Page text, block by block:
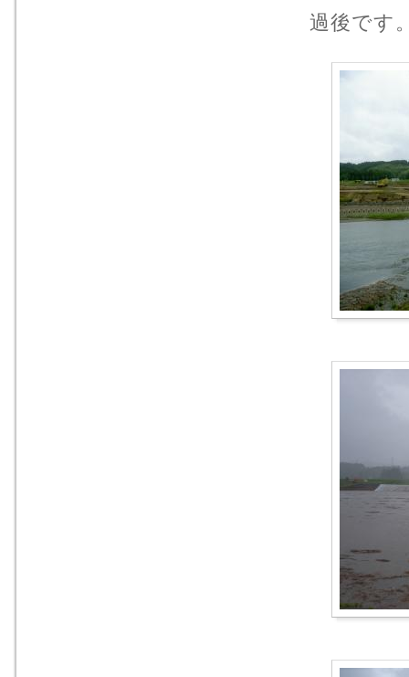
過後です